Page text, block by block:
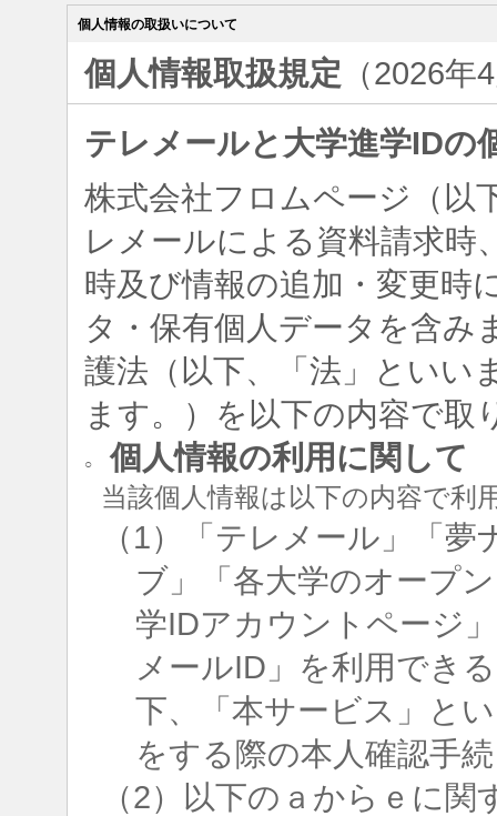
個人情報の取扱いについて
個人情報取扱規定 （2026
テレメールと大学進学IDの
株式会社フロムページ（以
レメールによる資料請求時
時及び情報の追加・変更時
タ・保有個人データを含み
護法（以下、「法」といい
ます。）を以下の内容で取
○ 個人情報の利用に関して
当該個人情報は以下の内容で利
（1）「テレメール」「
ブ」「各大学のオープ
学IDアカウントページ
メールID」を利用でき
下、「本サービス」と
をする際の本人確認手
（2）以下のａからｅに